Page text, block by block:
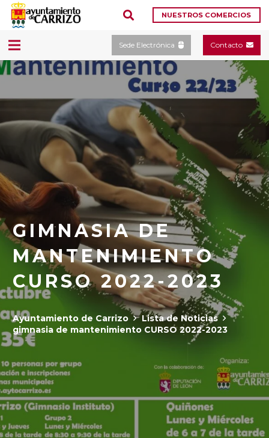
NUESTROS COMERCIOS
Sede Electrónica Contacto
GIMNASIA DE
MANTENIMIENTO
CURSO 2022-2023
Ayuntamiento de Carrizo
Lista de Noticias
gimnasia de mantenimiento CURSO 2022-2023